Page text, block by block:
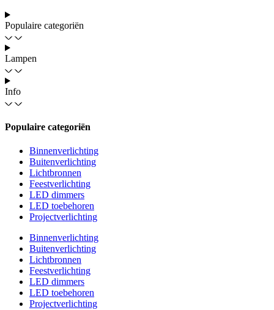
Populaire categoriën
Lampen
Info
Populaire categoriën
Binnenverlichting
Buitenverlichting
Lichtbronnen
Feestverlichting
LED dimmers
LED toebehoren
Projectverlichting
Binnenverlichting
Buitenverlichting
Lichtbronnen
Feestverlichting
LED dimmers
LED toebehoren
Projectverlichting